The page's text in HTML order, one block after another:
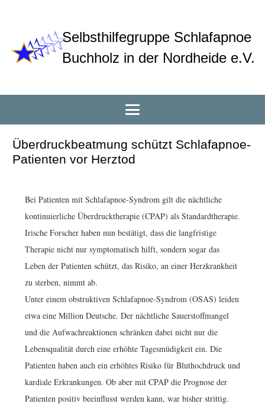
Selbsthilfegruppe Schlafapnoe
Buchholz in der Nordheide e.V.
Überdruckbeatmung schützt Schlafapnoe-
Patienten vor Herztod
Bei Patienten mit Schlafapnoe-Syndrom gilt die nächtliche
kontinuierliche Überdrucktherapie (CPAP) als Standardtherapie.
Irische Forscher haben nun bestätigt, dass die langfristige
Therapie nicht nur symptomatisch hilft, sondern sogar das
Leben der Patienten schützt, das Risiko, an einer Herzkrankheit
zu sterben, nimmt ab.
Unter einem obstruktiven Schlafapnoe-Syndrom (OSAS) leiden
etwa eine Million Deutsche. Der nächtliche Sauerstoffmangel
und die Aufwachreaktionen schränken dabei nicht nur die
Lebensqualität durch eine erhöhte Tagesmüdigkeit ein. Die
Patienten haben auch ein erhöhtes Risiko für Bluthochdruck und
kardiale Erkrankungen. Ob aber mit CPAP die Prognose der
Patienten positiv beeinflusst werden kann, war bisher strittig.